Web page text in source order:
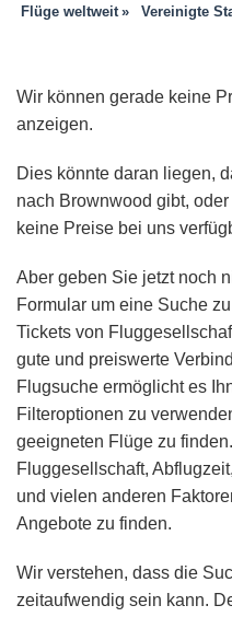
Flüge weltweit Vereinigte
Wir können gerade keine
anzeigen.
Dies könnte daran liegen,
nach Brownwood gibt,
keine Preise bei uns
Aber geben Sie jetzt noch
Formular um eine Suche
Tickets von
gute und preiswerte
Flugsuche ermöglicht es
Filteroptionen zu
geeigneten Flüge zu
Fluggesellschaft,
und vielen anderen
Angebote zu finden.
Wir verstehen, dass die
zeitaufwendig sein kann.